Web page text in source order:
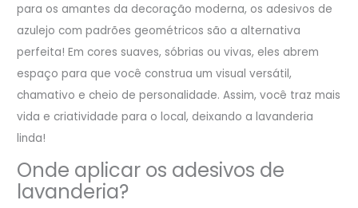
para os amantes da decoração moderna, os adesivos de
azulejo com padrões geométricos são a alternativa
perfeita! Em cores suaves, sóbrias ou vivas, eles abrem
espaço para que você construa um visual versátil,
chamativo e cheio de personalidade. Assim, você traz mais
vida e criatividade para o local, deixando a lavanderia
linda!
Onde aplicar os adesivos de
lavanderia?